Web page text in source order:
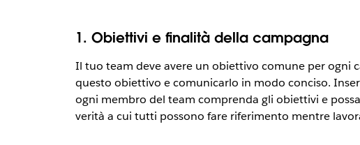
1. Obiettivi e finalità della campagna
Il tuo team deve avere un obiettivo comune per ogni
questo obiettivo e comunicarlo in modo conciso.
ogni membro del team comprenda gli obiettivi e
verità a cui tutti possono fare riferimento mentre